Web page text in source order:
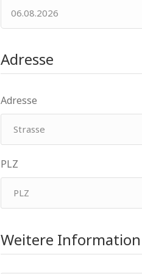
Adresse
Adresse
PLZ
Weitere Information